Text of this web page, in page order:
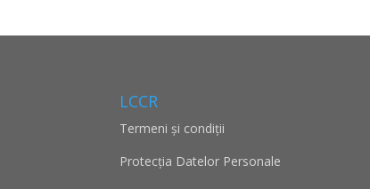
LCCR
Termeni și condiții
Protecţia Datelor Personale